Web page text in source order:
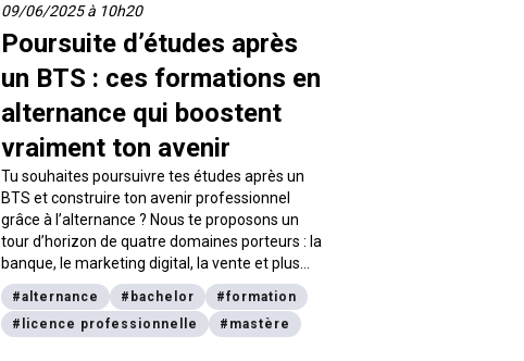
09/06/2025 à 10h20
Poursuite d’études après
un BTS : ces formations en
alternance qui boostent
vraiment ton avenir
Tu souhaites poursuivre tes études après un
BTS et construire ton avenir professionnel
grâce à l’alternance ? Nous te proposons un
tour d’horizon de quatre domaines porteurs : la
banque, le marketing digital, la vente et plus
globalement la stratégie d’entreprise. Tu
découvriras pour chacun d’eux : les enjeux
actuels, les formations et les débouchés
#alternance # bachelor #formation
# licence professionnelle # mastère